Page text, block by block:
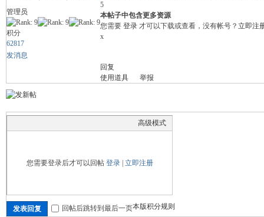
管理员
积分
62817
发消息
5
本帖子中包含更多资源
您需要 登录 才可以下载或查看，没有帐号？ 立即注
x
回复
使用道具
举报
高级模式
您需要登录后才可以回帖 登录| 立即注册
本版积分规则
发表回复 回帖后跳转到最后一页